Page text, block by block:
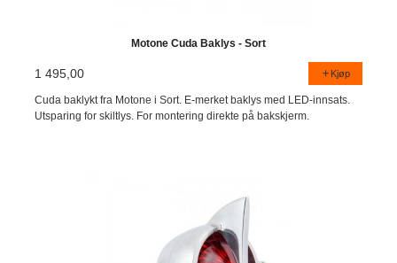
Motone Cuda Baklys - Sort
1 495,00 Kjøp
Cuda baklykt fra Motone i Sort. E-merket baklys med LED-innsats.
Utsparing for skiltlys. For montering direkte på bakskjerm.